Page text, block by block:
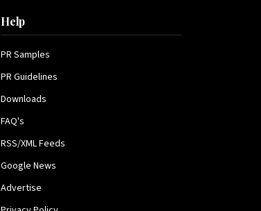
Help
PR Samples
PR Guidelines
Downloads
FAQ's
RSS/XML Feeds
Google News
Advertise